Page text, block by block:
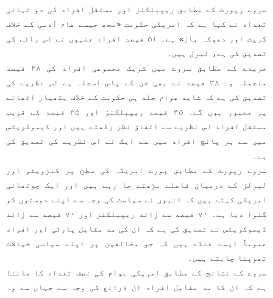
سروے رپورٹ کے مطابق ریپبلکنز اور مستقل افراد کی دو تہائی
تعداد نے کہا ہے کہ امریکی حکومت «مجھ جیسے عام آدمی کے خلاف
کرپٹ اور دھوکہ باز» ہے۔ ۵١ فیصد افراد جنہوں نے اس رائے کی
تصدیق کی ہے، لبرل ہیں۔
جریدے کے مطابق سروے میں شریک مجموعی افراد کی ۲۸ فیصد
منجملہ وہ ۳۸ فیصد نے بھی جن کے پاس اسحلہ ہے اس نظریے کی
تصدیق کی ہے کہ شاید عوام جلد ہی حکومت کے خلاف ہتھیار اٹھانے
پر مجبور ہوں گے۔ ۳۵ فیصد ریپبلکنز اور ۳۵ فیصد کے قریب
مستقل افراد اس نظریے سے اتفاق نظر رکھتے ہیں اور ڈیموکریٹس
میں سے ہر پانچ افراد میں سے ایک نے اس نظریے کی تصدیق کی
ہے۔
سروے رپورٹ کے مطابق پورے امریکہ کی سطح پر کنزویٹو اور
لبرلز کے درمیان فاصلے بڑھتے جا رہے ہیں اور ایک چوتھائی
امریکی کہتے ہیں کہ انہوں نے سیاست کی وجہ سے اپنے دوستوں کو
گنوا دیا ہے۔ ۷۰ فیصد سے زائد ریپبلکنز اور ۷۰ فیصد سے زائد
ڈیموکریٹس نے تصدیق کی ہے کہ ان کی مد مقابل پارٹی اور افراد
عموماً ایسے غنڈے ہیں کہ جو مخالفین پر اپنے سیاسی خیالات
تھوپنا چاہتے ہیں۔
سروے کے نتائج کے مطابق امریکی عوام کی نصف تعداد کا ماننا
ہے کہ ان کا مد مقابل افراد ان ذرائع کی وجہ سے جہاں سے وہ